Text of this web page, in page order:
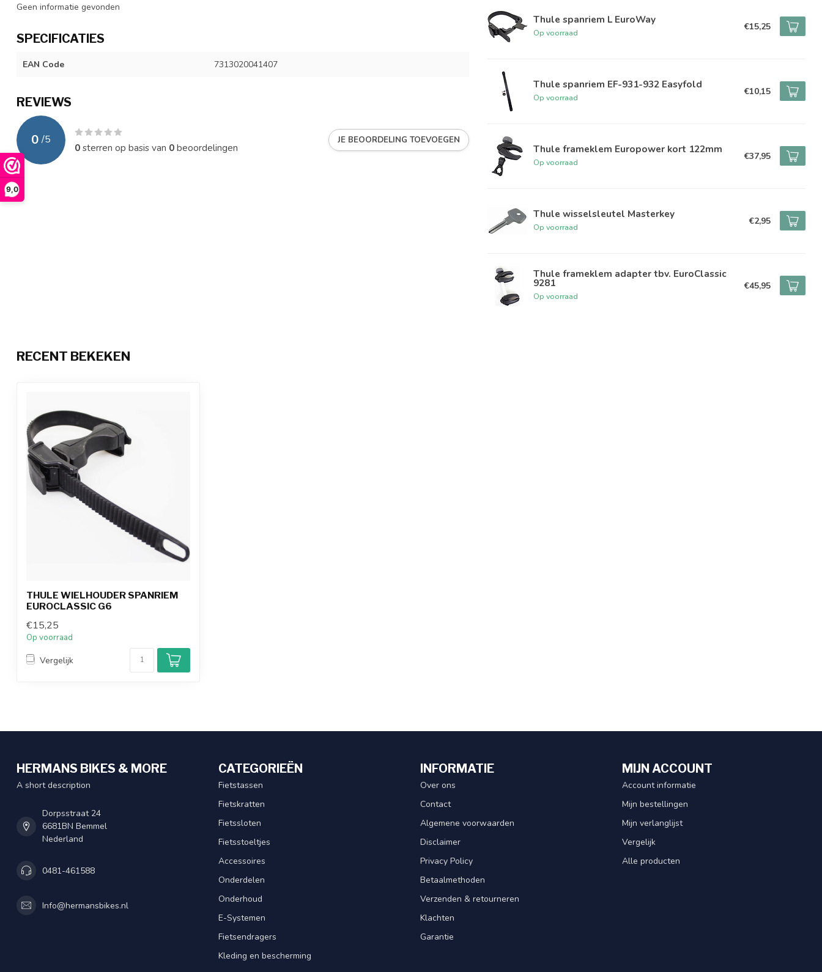
9,0
Geen informatie gevonden
SPECIFICATIES
EAN Code 7313020041407
REVIEWS
0 /5
0sterren op basis van 0beoordelingen
JE BEOORDELING TOEVOEGEN
Thule spanriem L EuroWay
Op voorraad
€15,25
Thule spanriem EF-931-932 Easyfold
Op voorraad
€10,15
Thule frameklem Europower kort 122mm
Op voorraad
€37,95
Thule wisselsleutel Masterkey
Op voorraad
€2,95
Thule frameklem adapter tbv. EuroClassic
9281
Op voorraad
€45,95
RECENT BEKEKEN
THULE WIELHOUDER SPANRIEM
EUROCLASSIC G6
€15,25
Op voorraad
Vergelijk
HERMANS BIKES & MORE
A short description
Dorpsstraat 24
6681BN Bemmel
Nederland
0481-461588
Info@hermansbikes.nl
CATEGORIEËN
Fietstassen
Fietskratten
Fietssloten
Fietsstoeltjes
Accessoires
Onderdelen
Onderhoud
E-Systemen
Fietsendragers
Kleding en bescherming
INFORMATIE
Over ons
Contact
Algemene voorwaarden
Disclaimer
Privacy Policy
Betaalmethoden
Verzenden & retourneren
Klachten
Garantie
MIJN ACCOUNT
Account informatie
Mijn bestellingen
Mijn verlanglijst
Vergelijk
Alle producten